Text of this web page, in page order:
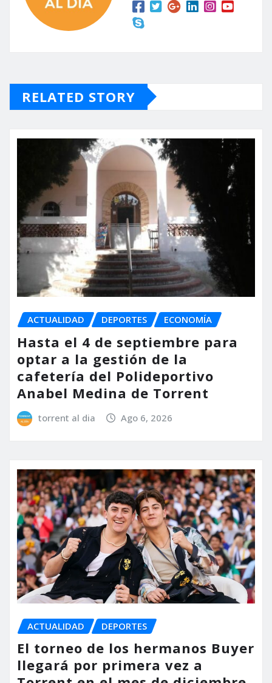
RELATED STORY
ACTUALIDAD DEPORTES ECONOMÍA
Hasta el 4 de septiembre para
optar a la gestión de la
cafetería del Polideportivo
Anabel Medina de Torrent
torrent al dia Ago 6, 2026
ACTUALIDAD DEPORTES
El torneo de los hermanos Buyer
llegará por primera vez a